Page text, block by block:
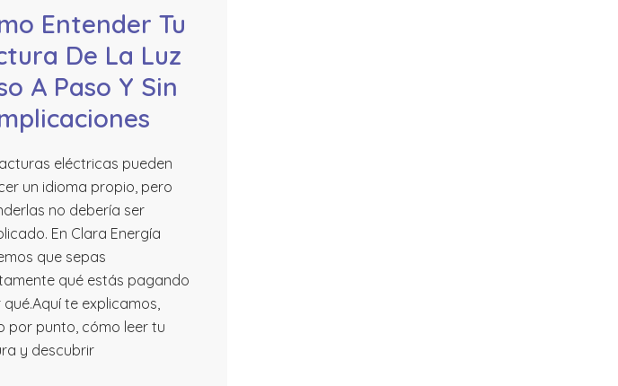
Entender Tu
De La Luz
A Paso Y Sin
eléctricas pueden
un idioma propio, pero
no debería ser
En Clara Energía
que sepas
qué estás pagando
te explicamos,
por punto, cómo leer tu
y descubrir